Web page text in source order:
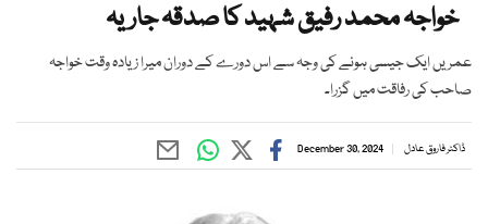
خواجہ محمد رفیق شہید کا صدقہ جاریہ
عمریں ایک جیسی ہونے کی وجہ سے اس دورے کے دوران میرا زیادہ وقت خواجہ
صاحب کی رفاقت میں گزرا۔
ڈاکٹر فاروق عادل December 30, 2024